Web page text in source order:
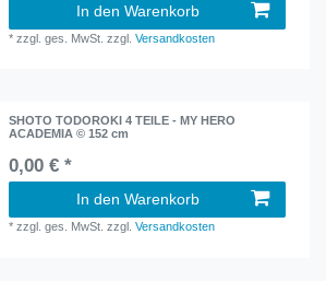
In den Warenkorb
*zzgl. ges. MwSt. zzgl.Versandkosten
SHOTO TODOROKI 4 TEILE - MY HERO
ACADEMIA © 152 cm
0,00 € *
In den Warenkorb
*zzgl. ges. MwSt. zzgl.Versandkosten